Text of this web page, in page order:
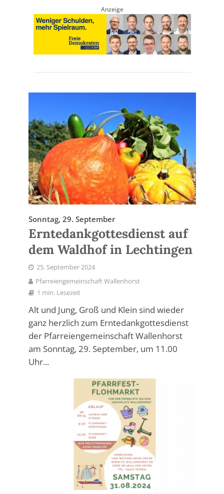
Anzeige
Sonntag, 29. September
Erntedankgottesdienst auf
dem Waldhof in Lechtingen
25. September 2024
Pfarreiengemeinschaft Wallenhorst
1 min. Lesezeit
Alt und Jung, Groß und Klein sind wieder
ganz herzlich zum Erntedankgottesdienst
der Pfarreiengemeinschaft Wallenhorst
am Sonntag, 29. September, um 11.00
Uhr...